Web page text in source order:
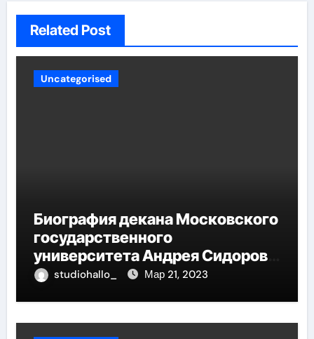
Related Post
Uncategorised
Биография декана Московского
государственного
университета Андрея Сидорова
— от студента до руководителя
studiohallo_ Мар 21, 2023